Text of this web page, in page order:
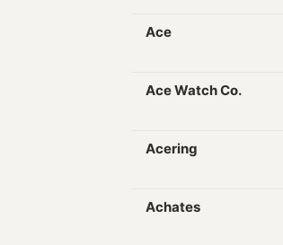
Ace
Ace Watch Co.
Acering
Achates